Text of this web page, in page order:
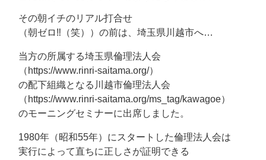
その朝イチのリアル打合せ
（朝ゼロ‼（笑））の前は、埼玉県川越市へ…
当方の所属する埼玉県倫理法人会
（https://www.rinri-saitama.org/）
の配下組織となる川越市倫理法人会
（https://www.rinri-saitama.org/ms_tag/kawagoe）
のモーニングセミナーに出席しました。
1980年（昭和55年）にスタートした倫理法人会は
実行によって直ちに正しさが証明できる